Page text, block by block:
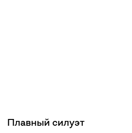
Плавный силуэт